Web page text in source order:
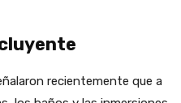
recientemente que a